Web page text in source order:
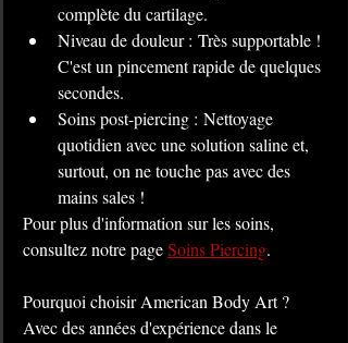
complète du cartilage.
Niveau de douleur : Très supportable !
C'est un pincement rapide de quelques
secondes.
Soins post-piercing : Nettoyage
quotidien avec une solution saline et,
surtout, on ne touche pas avec des
mains sales !
Pour plus d'information sur les soins,
consultez notre page Soins Piercing.
Pourquoi choisir American Body Art ?
Avec des années d'expérience dans le